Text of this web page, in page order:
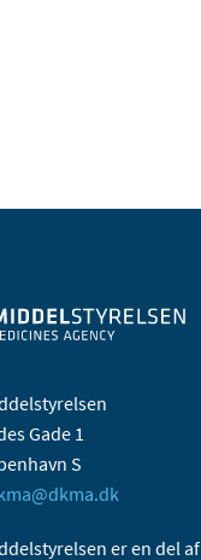
Gade 1
S
er en del af